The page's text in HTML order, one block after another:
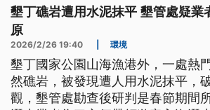
墾丁礁岩遭用水泥抹平 墾管處疑業
原
2026/2/26 19:40 環境
墾丁國家公園山海漁港外，一處熱
然礁岩，被發現遭人用水泥抹平，
觀，墾管處勘查後研判是春節期間